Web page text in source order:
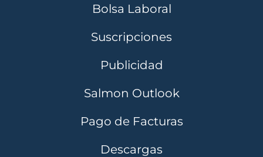
Bolsa Laboral
Suscripciones
Publicidad
Salmon Outlook
Pago de Facturas
Descargas